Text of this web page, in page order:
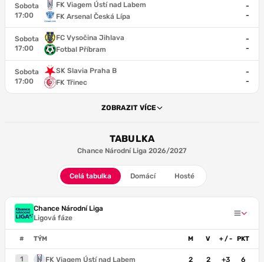
Sobota
17:00
FK Viagem Ústí nad Labem
FK Arsenal Česká Lípa
-
-
Sobota
17:00
FC Vysočina Jihlava
Fotbal Příbram
-
-
Sobota
17:00
SK Slavia Praha B
FK Třinec
-
-
ZOBRAZIT VÍCE
TABULKA
Chance Národní Liga 2026/2027
Celá tabulka Domácí Hosté
Chance Národní Liga
Ligová fáze
# TÝM M V + / - PKT
1 FK Viagem Ústí nad Labem 2 2 +3 6